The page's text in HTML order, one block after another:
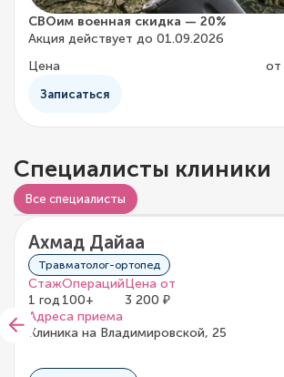
СВОим военная скидка — 20%
Акция действует до 01.09.2026
Цена
от
Записаться
Специалисты клиники
Все специалисты
0/5
0 отзывов
Ахмад Дайаа
Травматолог-ортопед
Стаж
1 год
Операций
100+
Цена от
3 200 ₽
Адреса приема
Клиника на Владимировской, 25